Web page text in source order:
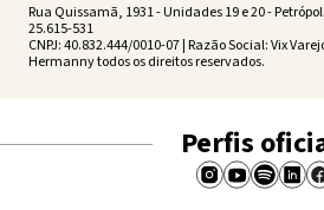
Rua Quissamã, 1931 - Unidades 19 e 20 -
25.615-531
CNPJ: 40.832.444/0010-07 | Razão Social: Vix
Hermanny todos os direitos reservados.
Perfis